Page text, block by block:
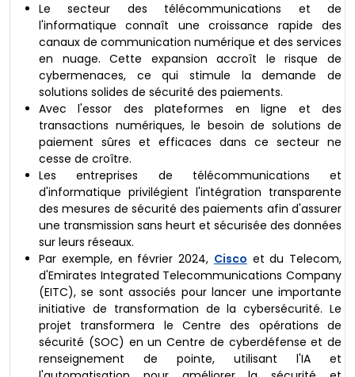
Le secteur des télécommunications et de
l'informatique connaît une croissance rapide des
canaux de communication numérique et des services
en nuage. Cette expansion accroît le risque de
cybermenaces, ce qui stimule la demande de
solutions solides de sécurité des paiements.
Avec l'essor des plateformes en ligne et des
transactions numériques, le besoin de solutions de
paiement sûres et efficaces dans ce secteur ne
cesse de croître.
Les entreprises de télécommunications et
d'informatique privilégient l'intégration transparente
des mesures de sécurité des paiements afin d'assurer
une transmission sans heurt et sécurisée des données
sur leurs réseaux.
Par exemple, en février 2024, Cisco et du Telecom,
d'Emirates Integrated Telecommunications Company
(EITC), se sont associés pour lancer une importante
initiative de transformation de la cybersécurité. Le
projet transformera le Centre des opérations de
sécurité (SOC) en un Centre de cyberdéfense et de
renseignement de pointe, utilisant l'IA et